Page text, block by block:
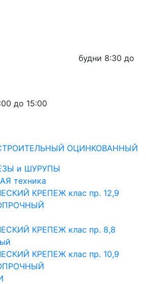
будни 8:30 до
до 15:00
ОЦИНКОВАННЫЙ
и ШУРУПЫ
техника
КРЕПЕЖ клас пр. 12,9
КРЕПЕЖ клас пр. 8,8
КРЕПЕЖ клас пр. 10,9